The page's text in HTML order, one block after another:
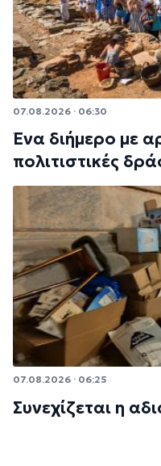
07.08.2026 · 06:30
Ένα διήμερο με
πολιτιστικές
07.08.2026 · 06:25
Συνεχίζεται η